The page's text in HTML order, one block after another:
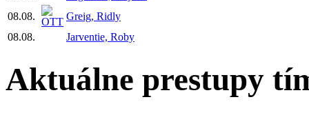
08.08.
Greig, Ridly
08.08.
Jarventie, Roby
Aktuálne prestupy